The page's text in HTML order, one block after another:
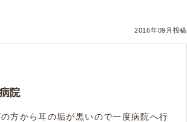
2016年09月投稿
院
方から耳の垢が黒いので一度病院へ行